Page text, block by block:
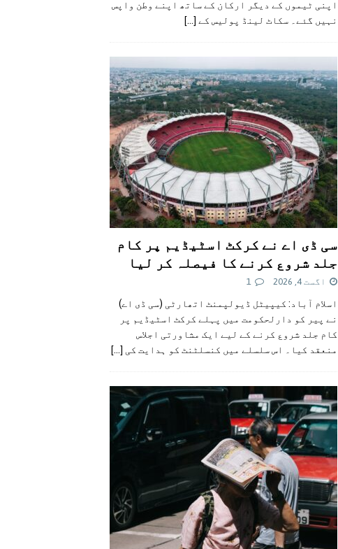
اپنی ٹیموں کے دیگر ارکان کے ساتھ اپنے وطن واپس
نہیں گئے۔ سکاٹ لینڈ پولیس کے [...]
سی ڈی اے نے کرکٹ اسٹیڈیم پر کام
جلد شروع کرنے کا فیصلہ کر لیا
اگست 4, 2026 1
اسلام آباد: کیپیٹل ڈیولپمنٹ اتھارٹی (سی ڈی اے)
نے پیر کو دارلحکومت میں پہلے کرکٹ اسٹیڈیم پر
کام جلد شروع کرنے کے لیے ایک مشاورتی اجلاس
منعقد کیا۔ اس سلسلے میں کنسلٹنٹ کو ہدایت کی [...]